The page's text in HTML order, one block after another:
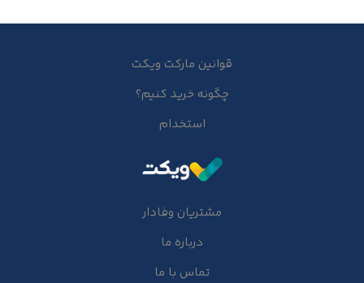
قوانین مارکت ویکت
چگونه خرید کنیم؟
استخدام
مشتریان وفادار
درباره ما
تماس با ما